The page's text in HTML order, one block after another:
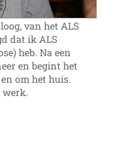
van het ALS
dat ik ALS
heb. Na een
en begint het
om het huis.
werk.